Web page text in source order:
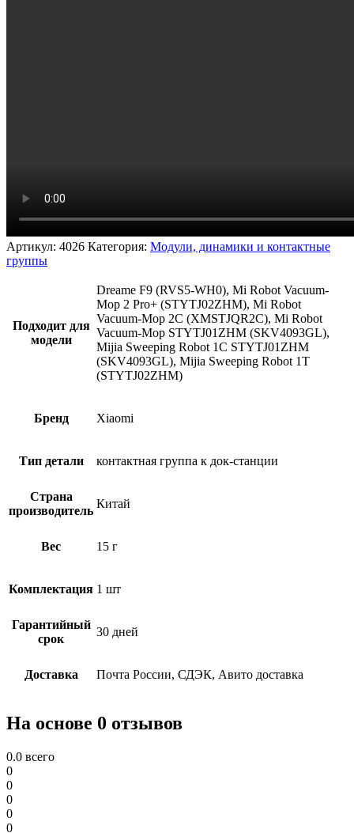
Артикул: 4026 Категория: Модули, динамики и контактные
группы
Подходит для
модели
Dreame F9 (RVS5-WH0), Mi Robot Vacuum-
Mop 2 Pro+ (STYTJ02ZHM), Mi Robot
Vacuum-Mop 2C (XMSTJQR2C), Mi Robot
Vacuum-Mop STYTJ01ZHM (SKV4093GL),
Mijia Sweeping Robot 1C STYTJ01ZHM
(SKV4093GL), Mijia Sweeping Robot 1T
(STYTJ02ZHM)
Бренд Xiaomi
Тип детали контактная группа к док-станции
Страна
производитель
Китай
Вес 15 г
Комплектация 1 шт
Гарантийный
срок
30 дней
Доставка Почта России, СДЭК, Авито доставка
На основе 0 отзывов
0.0 всего
0
0
0
0
0